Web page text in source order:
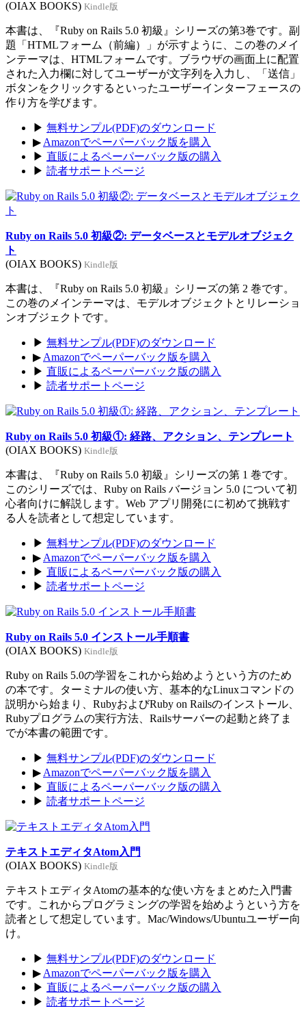
(OIAX BOOKS) Kindle版
本書は、『Ruby on Rails 5.0 初級』シリーズの第3巻です。副
題「HTMLフォーム（前編）」が示すように、この巻のメイ
ンテーマは、HTMLフォームです。ブラウザの画面上に配置
された入力欄に対してユーザーが文字列を入力し、「送信」
ボタンをクリックするといったユーザーインターフェースの
作り方を学びます。
▶ 無料サンプル(PDF)のダウンロード
▶ Amazonでペーパーバック版を購入
▶ 直販によるペーパーバック版の購入
▶ 読者サポートページ
Ruby on Rails 5.0 初級②: データベースとモデルオブジェク
ト
(OIAX BOOKS) Kindle版
本書は、『Ruby on Rails 5.0 初級』シリーズの第 2 巻です。
この巻のメインテーマは、モデルオブジェクトとリレーショ
ンオブジェクトです。
▶ 無料サンプル(PDF)のダウンロード
▶ Amazonでペーパーバック版を購入
▶ 直販によるペーパーバック版の購入
▶ 読者サポートページ
Ruby on Rails 5.0 初級①: 経路、アクション、テンプレート
(OIAX BOOKS) Kindle版
本書は、『Ruby on Rails 5.0 初級』シリーズの第 1 巻です。
このシリーズでは、Ruby on Rails バージョン 5.0 について初
心者向けに解説します。Web アプリ開発にに初めて挑戦す
る人を読者として想定しています。
▶ 無料サンプル(PDF)のダウンロード
▶ Amazonでペーパーバック版を購入
▶ 直販によるペーパーバック版の購入
▶ 読者サポートページ
Ruby on Rails 5.0 インストール手順書
(OIAX BOOKS) Kindle版
Ruby on Rails 5.0の学習をこれから始めようという方のため
の本です。ターミナルの使い方、基本的なLinuxコマンドの
説明から始まり、RubyおよびRuby on Railsのインストール、
Rubyプログラムの実行方法、Railsサーバーの起動と終了ま
でが本書の範囲です。
▶ 無料サンプル(PDF)のダウンロード
▶ Amazonでペーパーバック版を購入
▶ 直販によるペーパーバック版の購入
▶ 読者サポートページ
テキストエディタAtom入門
(OIAX BOOKS) Kindle版
テキストエディタAtomの基本的な使い方をまとめた入門書
です。これからプログラミングの学習を始めようという方を
読者として想定しています。Mac/Windows/Ubuntuユーザー向
け。
▶ 無料サンプル(PDF)のダウンロード
▶ Amazonでペーパーバック版を購入
▶ 直販によるペーパーバック版の購入
▶ 読者サポートページ